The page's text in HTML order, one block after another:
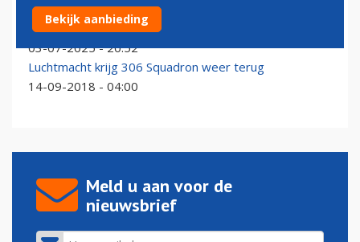
F-35's uit Leeuwarden en Volkel gaan Russen
afschrikken in Polen
03-07-2025 - 20:52
Luchtmacht krijg 306 Squadron weer terug
14-09-2018 - 04:00
Meld u aan voor de
nieuwsbrief
Bekijk aanbieding